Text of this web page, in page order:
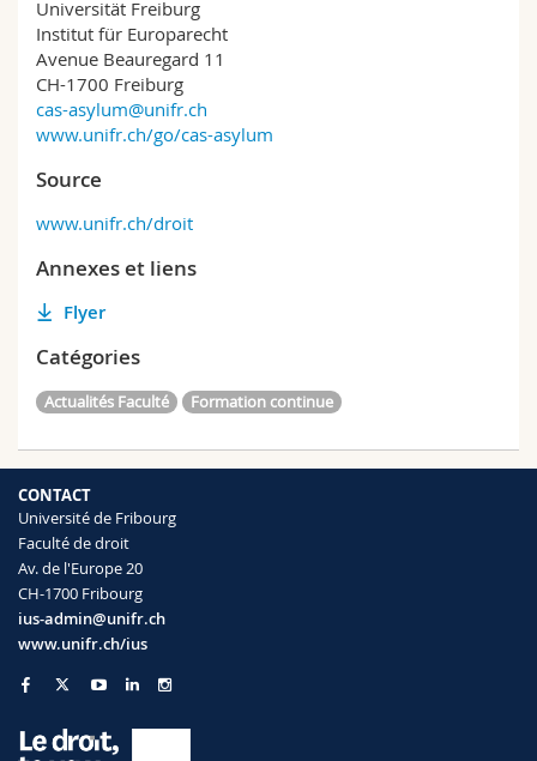
Universität Freiburg
Institut für Europarecht
Avenue Beauregard 11
CH-1700 Freiburg
cas-asylum@unifr.ch
www.unifr.ch/go/cas-asylum
Source
www.unifr.ch/droit
Annexes et liens
Flyer
Catégories
Actualités Faculté Formation continue
CONTACT
Université de Fribourg
Faculté de droit
Av. de l'Europe 20
CH-1700 Fribourg
ius-admin@unifr.ch
www.unifr.ch/ius